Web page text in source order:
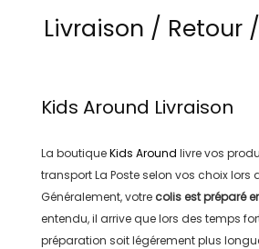
Livraison / Retour
Kids Around Livraison
La boutiqueKids Around livre vos
transportLa Posteselon vos choix lors
Généralement, votre colis est préparé
entendu, il arrive que lors des temps
préparation soit légérement plus